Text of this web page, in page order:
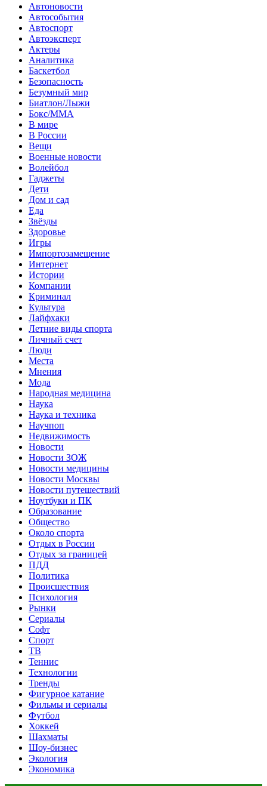
Автоновости
Автособытия
Автоспорт
Автоэксперт
Актеры
Аналитика
Баскетбол
Безопасность
Безумный мир
Биатлон/Лыжи
Бокс/MMA
В мире
В России
Вещи
Военные новости
Волейбол
Гаджеты
Дети
Дом и сад
Еда
Звёзды
Здоровье
Игры
Импортозамещение
Интернет
Истории
Компании
Криминал
Культура
Лайфхаки
Летние виды спорта
Личный счет
Люди
Места
Мнения
Мода
Народная медицина
Наука
Наука и техника
Научпоп
Недвижимость
Новости
Новости ЗОЖ
Новости медицины
Новости Москвы
Новости путешествий
Ноутбуки и ПК
Образование
Общество
Около спорта
Отдых в России
Отдых за границей
ПДД
Политика
Происшествия
Психология
Рынки
Сериалы
Софт
Спорт
ТВ
Теннис
Технологии
Тренды
Фигурное катание
Фильмы и сериалы
Футбол
Хоккей
Шахматы
Шоу-бизнес
Экология
Экономика